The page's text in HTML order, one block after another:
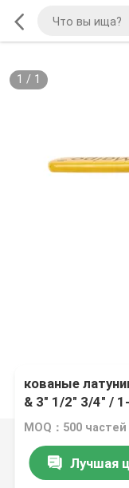
1 / 1
кованые
& 3" 1/2" 3/4" /
и водяных
MOQ：500 частей
Лучшая